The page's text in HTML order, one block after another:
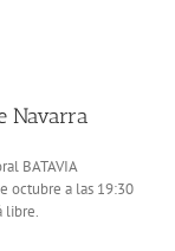
Navarra
BATAVIA
octubre a las 19:30
libre.